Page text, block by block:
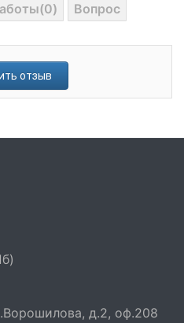
Вопрос
отзыв
д.2, оф.208